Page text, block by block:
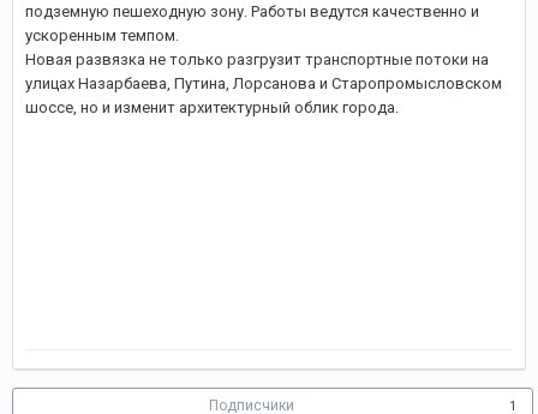
подземную пешеходную зону. Работы ведутся качественно и
ускоренным темпом.
Новая развязка не только разгрузит транспортные потоки на
улицах Назарбаева, Путина, Лорсанова и Старопромысловском
шоссе, но и изменит архитектурный облик города.
Подписчики 1